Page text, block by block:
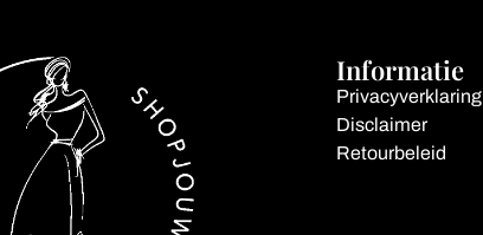
Informatie
Privacyverklaring
Disclaimer
Retourbeleid